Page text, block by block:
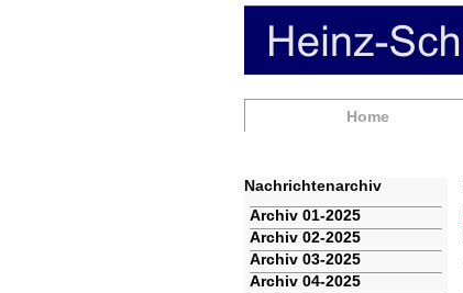
Navigation
Home
Nachrichtenarchiv
Navigation
überspringen
Archiv 01-2025
Archiv 02-2025
Archiv 03-2025
Archiv 04-2025